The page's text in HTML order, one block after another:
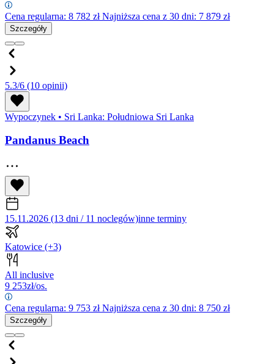
Cena regularna: 8 782 złNajniższa cena z 30 dni: 7 879 zł
Szczegóły
5.3/6 (10 opinii)
Wypoczynek • Sri Lanka: Południowa Sri Lanka
Pandanus Beach
15.11.2026 (13 dni / 11 noclegów)inne terminy
Katowice (+3)
All inclusive
9 253zł/os.
Cena regularna: 9 753 złNajniższa cena z 30 dni: 8 750 zł
Szczegóły